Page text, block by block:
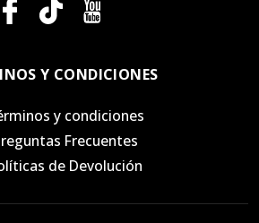
Y CONDICIONES
y condiciones
Frecuentes
de Devolución